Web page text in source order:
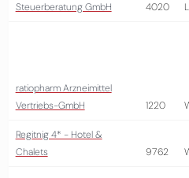
Steuerberatung GmbH
4020
ratiopharm Arzneimittel
Vertriebs-GmbH
1220
Regitnig 4* - Hotel &
Chalets
9762